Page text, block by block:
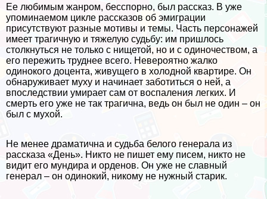
Ее любимым жанром, бесспopно, был рассказ. В уже
упоминаемом цикле рассказов об эмиграции
присутствуют разные мотивы и темы. Часть персонажей
имеет трагичную и тяжелую судьбу: им пришлось
столкнуться не только с нищетой, но и с одиночеством, а
его пережить труднее всего. Невероятно жалко
одинокого доцента, живущего в холодной квартире. Он
обнаруживает муху и начинает заботиться о ней, а
впоследствии умирает сам от воспаления легких. И
cмepть его уже не так трагична, ведь он был не один – он
был с мухой.
Не менее драматична и судьба белого генерала из
рассказа «День». Никто не пишет ему писем, никто не
видит его мундира и орденов. Он уже не славный
генерал – он одинокий, никому не нужный старик.